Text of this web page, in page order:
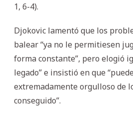
1, 6-4).
Djokovic lamentó que los
balear “ya no le permitiesen
forma constante”, pero elogió
legado” e insistió en que
extremadamente orgulloso de
conseguido”.